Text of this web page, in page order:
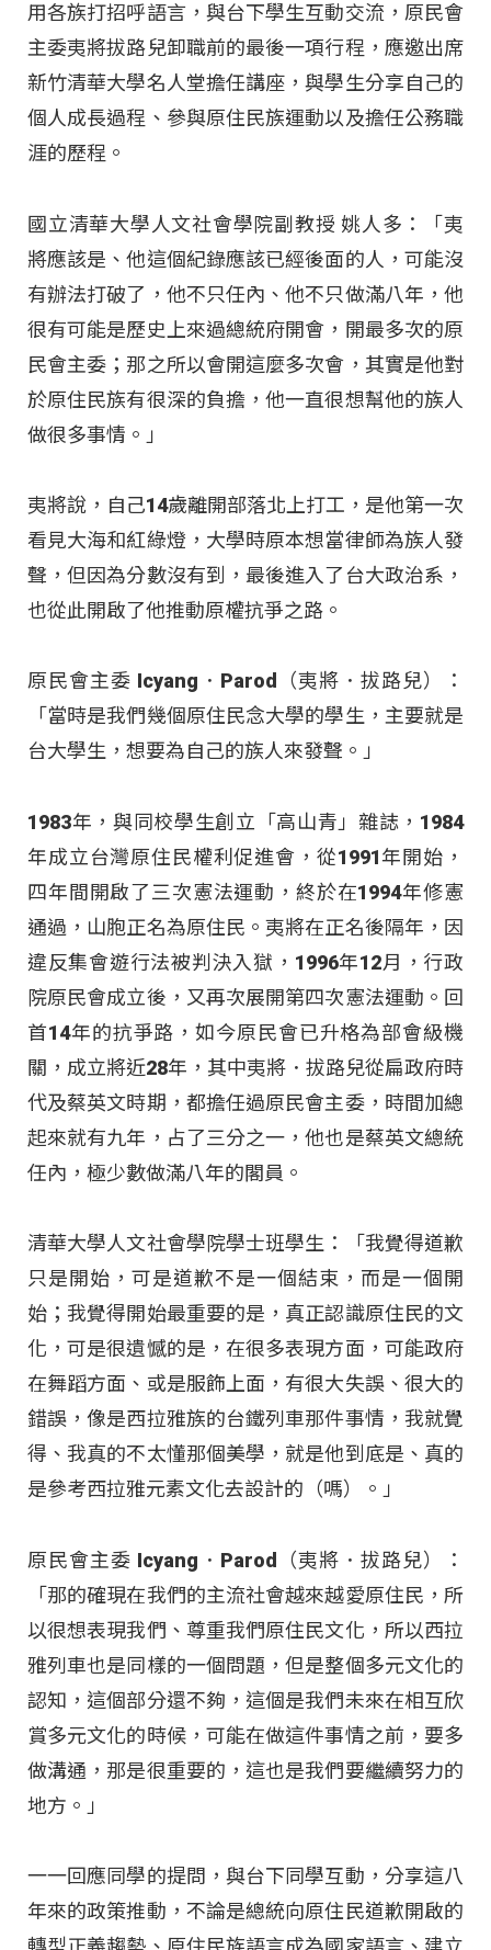
用各族打招呼語言，與台下學生互動交流，原民會
主委夷將拔路兒卸職前的最後一項行程，應邀出席
新竹清華大學名人堂擔任講座，與學生分享自己的
個人成長過程、參與原住民族運動以及擔任公務職
涯的歷程。
國立清華大學人文社會學院副教授 姚人多：「夷
將應該是、他這個紀錄應該已經後面的人，可能沒
有辦法打破了，他不只任內、他不只做滿八年，他
很有可能是歷史上來過總統府開會，開最多次的原
民會主委；那之所以會開這麼多次會，其實是他對
於原住民族有很深的負擔，他一直很想幫他的族人
做很多事情。」
夷將說，自己14歲離開部落北上打工，是他第一次
看見大海和紅綠燈，大學時原本想當律師為族人發
聲，但因為分數沒有到，最後進入了台大政治系，
也從此開啟了他推動原權抗爭之路。
原民會主委 Icyang．Parod（夷將．拔路兒）：
「當時是我們幾個原住民念大學的學生，主要就是
台大學生，想要為自己的族人來發聲。」
1983年，與同校學生創立「高山青」雜誌，1984
年成立台灣原住民權利促進會，從1991年開始，
四年間開啟了三次憲法運動，終於在1994年修憲
通過，山胞正名為原住民。夷將在正名後隔年，因
違反集會遊行法被判決入獄，1996年12月，行政
院原民會成立後，又再次展開第四次憲法運動。回
首14年的抗爭路，如今原民會已升格為部會級機
關，成立將近28年，其中夷將．拔路兒從扁政府時
代及蔡英文時期，都擔任過原民會主委，時間加總
起來就有九年，占了三分之一，他也是蔡英文總統
任內，極少數做滿八年的閣員。
清華大學人文社會學院學士班學生：「我覺得道歉
只是開始，可是道歉不是一個結束，而是一個開
始；我覺得開始最重要的是，真正認識原住民的文
化，可是很遺憾的是，在很多表現方面，可能政府
在舞蹈方面、或是服飾上面，有很大失誤、很大的
錯誤，像是西拉雅族的台鐵列車那件事情，我就覺
得、我真的不太懂那個美學，就是他到底是、真的
是參考西拉雅元素文化去設計的（嗎）。」
原民會主委 Icyang．Parod（夷將．拔路兒）：
「那的確現在我們的主流社會越來越愛原住民，所
以很想表現我們、尊重我們原住民文化，所以西拉
雅列車也是同樣的一個問題，但是整個多元文化的
認知，這個部分還不夠，這個是我們未來在相互欣
賞多元文化的時候，可能在做這件事情之前，要多
做溝通，那是很重要的，這也是我們要繼續努力的
地方。」
一一回應同學的提問，與台下同學互動，分享這八
年來的政策推動，不論是總統向原住民道歉開啟的